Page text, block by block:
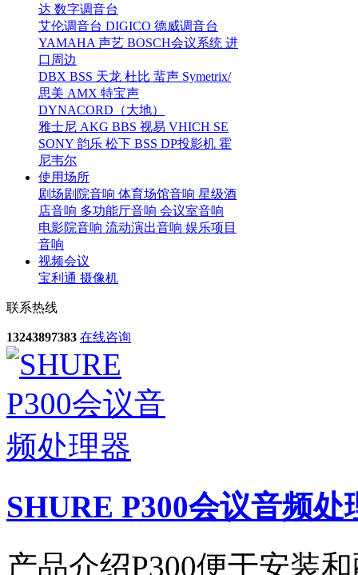
达 数字调音台
艾伦调音台 DIGICO 德威调音台
YAMAHA 声艺 BOSCH会议系统 进
口周边
DBX BSS 天龙 杜比 蜚声 Symetrix/
思美 AMX 特宝声
DYNACORD（大地）
雅士尼 AKG BBS 视易 VHICH SE
SONY 韵乐 松下 BSS DP投影机 霍
尼韦尔
使用场所
剧场剧院音响 体育场馆音响 星级酒
店音响 多功能厅音响 会议室音响
电影院音响 流动演出音响 娱乐项目
音响
视频会议
宝利通 摄像机
联系热线
13243897383 在线咨询
SHURE P300会议音频处
产品介绍P300便于安装